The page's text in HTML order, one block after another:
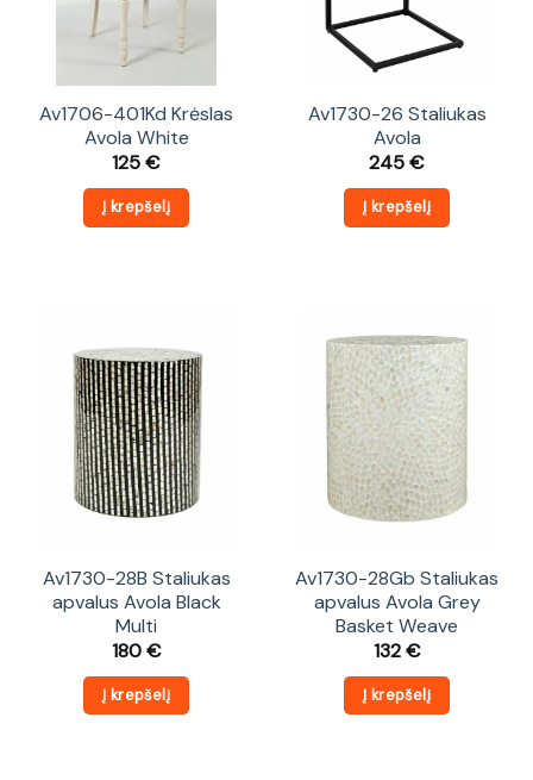
Av1706-401Kd Krėslas
Avola White
125€
Į krepšelį
Av1730-26 Staliukas
Avola
245€
Į krepšelį
Av1730-28B Staliukas
apvalus Avola Black
Multi
180€
Į krepšelį
Av1730-28Gb Staliukas
apvalus Avola Grey
Basket Weave
132€
Į krepšelį